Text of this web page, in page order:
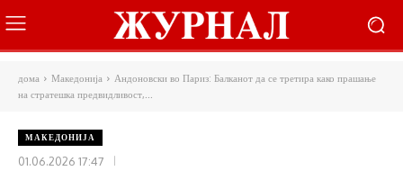
дома Македонија
Андоновски во Париз: Балканот да се третира како прашање
на стратешка предвидливост,...
МАКЕДОНИЈА
01.06.2026 17:47